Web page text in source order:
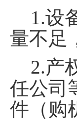
1.设
量不足
2.产
任公司
件（购